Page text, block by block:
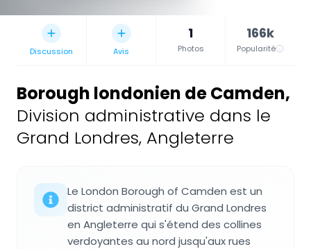
Discussion Avis
1
Photos
166k
Popularité
Borough londonien de Camden,
Division administrative dans le
Grand Londres, Angleterre
Le London Borough of Camden est un
district administratif du Grand Londres
en Angleterre qui s'étend des collines
verdoyantes au nord jusqu'aux rues